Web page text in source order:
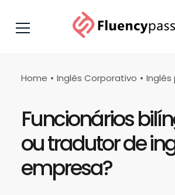
Home Inglês Corporativo Inglês
Funcionários
ou tradutor de
empresa?